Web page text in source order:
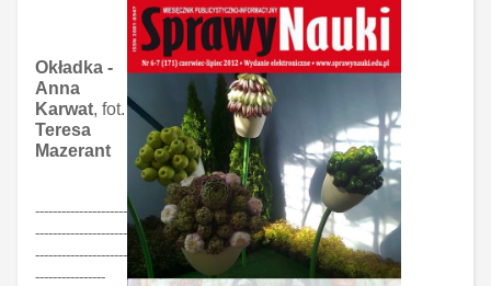
Okładka -
Anna
Karwat, fot.
Teresa
Mazerant
---------------------
---------------------
---------------------
----------------